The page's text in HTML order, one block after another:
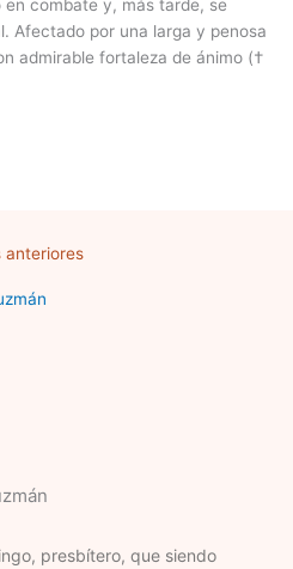
combate y, más tarde, se
Afectado por una larga y penosa
admirable fortaleza de ánimo (†
anteriores
presbítero, que siendo
PáginaPágina